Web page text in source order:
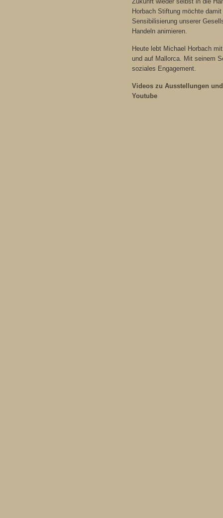
Horbach Stiftung möchte
Sensibilisierung unserer
Handeln animieren.
Heute lebt Michael Horbach
und auf Mallorca. Mit seinem
soziales Engagement.
Videos zu Ausstellungen
Youtube